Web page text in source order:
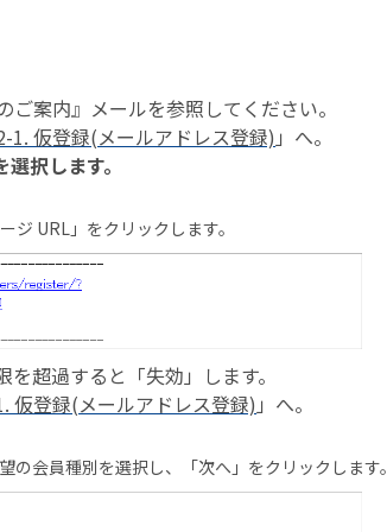
案内』メールを参照してください。
1. 仮登録(メールアドレス登録) 」へ。
択します。
URL」をクリックします。
超過すると「失効」します。
仮登録(メールアドレス登録) 」へ。
会員種別を選択し、「次へ」をクリックします。